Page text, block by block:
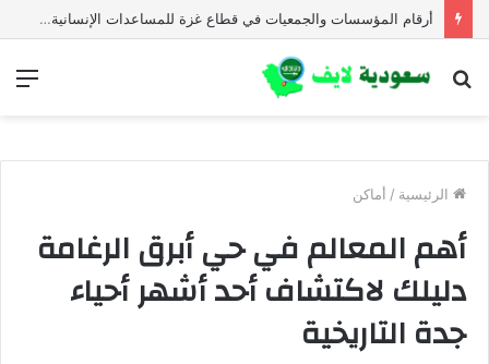
أرقام المؤسسات والجمعيات في قطاع غزة للمساعدات الإنسانية العاجلة
بحث
الرئيسية / أماكن
أهم المعالم في حي أبرق الرغامة
دليلك لاكتشاف أحد أشهر أحياء
جدة التاريخية